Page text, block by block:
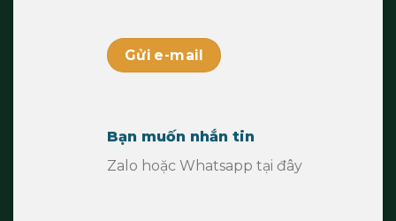
Gửi e-mail
Bạn muốn nhắn tin
Zalo hoặc Whatsapp tại đây